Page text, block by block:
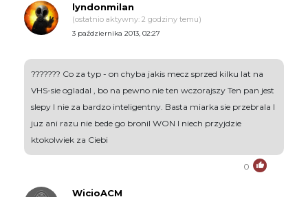
lyndonmilan
(ostatnio aktywny: 2 godziny temu)
3 października 2013, 02:27
??????? Co za typ - on chyba jakis mecz sprzed kilku lat na
VHS-sie ogladal , bo na pewno nie ten wczorajszy Ten pan jest
slepy I nie za bardzo inteligentny. Basta miarka sie przebrala I
juz ani razu nie bede go bronil WON I niech przyjdzie
ktokolwiek za Ciebi
0
WicioACM